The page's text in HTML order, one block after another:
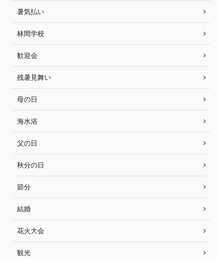
暑気払い
林間学校
歓迎会
残暑見舞い
母の日
海水浴
父の日
秋分の日
節分
結婚
花火大会
観光